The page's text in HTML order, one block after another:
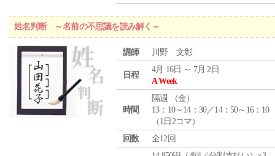
姓名判断 ～名前の不思議を読み解く～
講師 川野 文彰
日程
4月 16日 ～ 7月 2日
A Week
時間
隔週 （金）
13：10～14：30／14：50～16：10
（1日2コマ）
回数
全12回